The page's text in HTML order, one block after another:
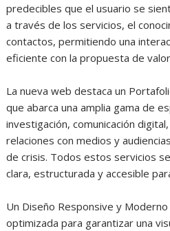
predecibles que el usuario se
a través de los servicios, el
contactos, permitiendo una
eficiente con la propuesta de
La nueva web destaca un
que abarca una amplia gama de
investigación, comunicación
relaciones con medios y
de crisis. Todos estos servicios
clara, estructurada y accesible
Un Diseño Responsive y
optimizada para garantizar una